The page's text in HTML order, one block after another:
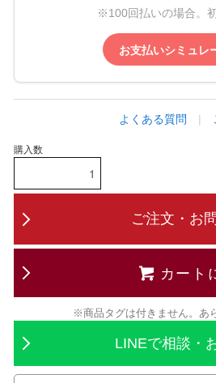
※100回払いの場合。
お支払いシミュレ
よくある質問 |
購入数
ご注文・お
カート
※商品タグは付きません。あ
LINEで相談・